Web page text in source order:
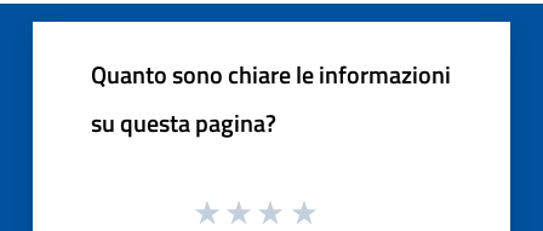
Quanto sono chiare le informazioni
su questa pagina?